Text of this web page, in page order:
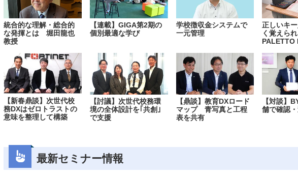
統合的な理解・総合的
な発揮とは 堀田龍也
教授
【連載】GIGA第2期の
個別最適な学び
学校徴収金システムで
一元管理
正しいキ
く覚えら
PALETTO
【新春鼎談】次世代校
務DXはゼロトラストの
意味を整理して構築
【討議】次世代校務環
境の全体設計を｢共創｣
で支援
【鼎談】教育DXロード
マップ 青写真と工程
表を共有
【対談】
舗で確認
最新セミナー情報